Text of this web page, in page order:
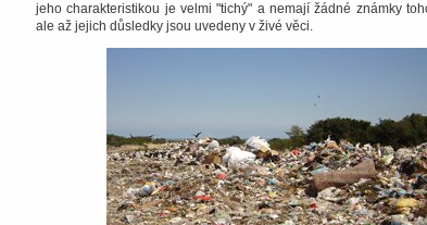
jeho charakteristikou je velmi "tichý" a nemají žádné známky
ale až jejich důsledky jsou uvedeny v živé věci.